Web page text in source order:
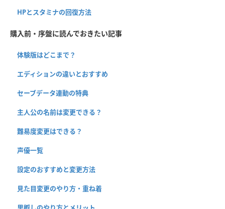
HPとスタミナの回復方法
購入前・序盤に読んでおきたい記事
体験版はどこまで？
エディションの違いとおすすめ
セーブデータ連動の特典
主人公の名前は変更できる？
難易度変更はできる？
声優一覧
設定のおすすめと変更方法
見た目変更のやり方・重ね着